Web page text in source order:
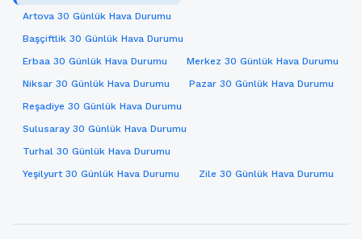
Artova 30 Günlük Hava Durumu
Başçiftlik 30 Günlük Hava Durumu
Erbaa 30 Günlük Hava Durumu
Merkez 30 Günlük Hava Durumu
Niksar 30 Günlük Hava Durumu
Pazar 30 Günlük Hava Durumu
Reşadiye 30 Günlük Hava Durumu
Sulusaray 30 Günlük Hava Durumu
Turhal 30 Günlük Hava Durumu
Yeşilyurt 30 Günlük Hava Durumu
Zile 30 Günlük Hava Durumu